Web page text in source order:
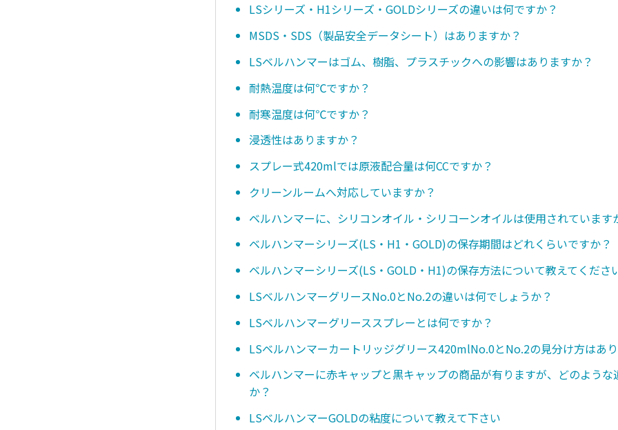
LSシリーズ・H1シリーズ・GOLDシリーズの違いは何ですか？
MSDS・SDS（製品安全データシート）はありますか？
LSベルハンマーはゴム、樹脂、プラスチックへの影響はありますか？
耐熱温度は何℃ですか？
耐寒温度は何℃ですか？
浸透性はありますか？
スプレー式420mlでは原液配合量は何CCですか？
クリーンルームへ対応していますか？
ベルハンマーに、シリコンオイル・シリコーンオイルは使用されています
ベルハンマーシリーズ(LS・H1・GOLD)の保存期間はどれくらいですか？
ベルハンマーシリーズ(LS・GOLD・H1)の保存方法について教えてくださ
LSベルハンマーグリースNo.0とNo.2の違いは何でしょうか？
LSベルハンマーグリーススプレーとは何ですか？
LSベルハンマーカートリッジグリース420mlNo.0とNo.2の見分け方はあ
ベルハンマーに赤キャップと黒キャップの商品が有りますが、どのような
か？
LSベルハンマーGOLDの粘度について教えて下さい